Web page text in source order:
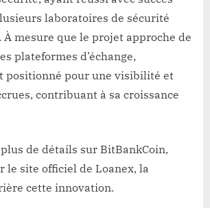
laboratoires de sécurité
mesure que le projet approche de
plateformes d’échange,
positionné pour une visibilité et
contribuant à sa croissance
de détails sur BitBankCoin,
le site officiel de Loanex, la
cette innovation.